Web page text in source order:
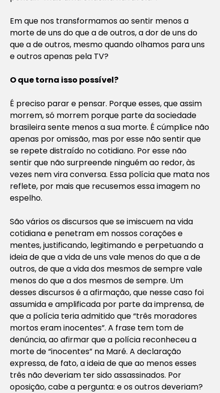
Em que nos transformamos ao sentir menos a
morte de uns do que a de outros, a dor de uns do
que a de outros, mesmo quando olhamos para uns
e outros apenas pela TV?
O que torna isso possível?
É preciso parar e pensar. Porque esses, que assim
morrem, só morrem porque parte da sociedade
brasileira sente menos a sua morte. É cúmplice não
apenas por omissão, mas por esse não sentir que
se repete distraído no cotidiano. Por esse não
sentir que não surpreende ninguém ao redor, às
vezes nem vira conversa. Essa polícia que mata nos
reflete, por mais que recusemos essa imagem no
espelho.
São vários os discursos que se imiscuem na vida
cotidiana e penetram em nossos corações e
mentes, justificando, legitimando e perpetuando a
ideia de que a vida de uns vale menos do que a de
outros, de que a vida dos mesmos de sempre vale
menos do que a dos mesmos de sempre. Um
desses discursos é a afirmação, que nesse caso foi
assumida e amplificada por parte da imprensa, de
que a polícia teria admitido que “três moradores
mortos eram inocentes”. A frase tem tom de
denúncia, ao afirmar que a polícia reconheceu a
morte de “inocentes” na Maré. A declaração
expressa, de fato, a ideia de que ao menos esses
três não deveriam ter sido assassinados. Por
oposição, cabe a pergunta: e os outros deveriam?